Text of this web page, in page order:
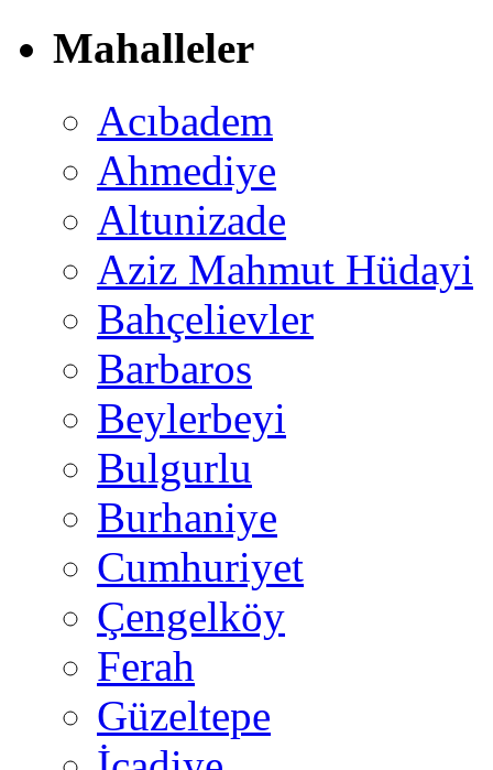
Mahalleler
Acıbadem
Ahmediye
Altunizade
Aziz Mahmut Hüdayi
Bahçelievler
Barbaros
Beylerbeyi
Bulgurlu
Burhaniye
Cumhuriyet
Çengelköy
Ferah
Güzeltepe